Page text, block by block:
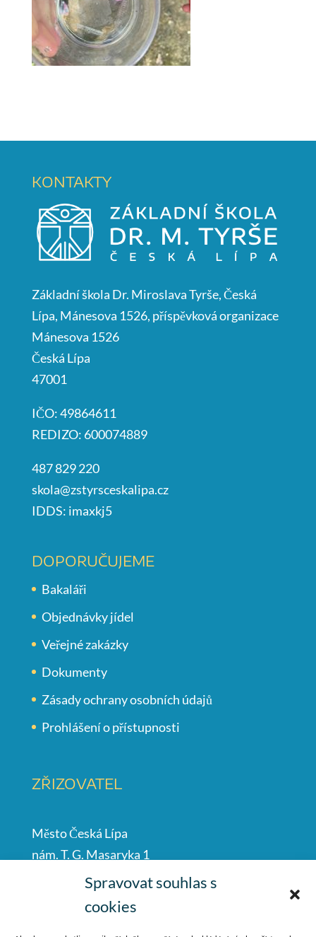
Spravovat souhlas s
cookies
KONTAKTY
Základní škola Dr. Miroslava Tyrše, Česká
Lípa, Mánesova 1526, příspěvková organizace
Mánesova 1526
Česká Lípa
47001
IČO: 49864611
REDIZO: 600074889
487 829 220
skola@zstyrsceskalipa.cz
IDDS: imaxkj5
DOPORUČUJEME
Bakaláři
Objednávky jídel
Veřejné zakázky
Dokumenty
Zásady ochrany osobních údajů
Prohlášení o přístupnosti
ZŘIZOVATEL
Město Česká Lípa
nám. T. G. Masaryka 1
Česká Lípa